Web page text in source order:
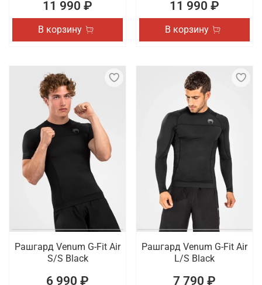
11 990 ₽
В корзину
11 990 ₽
В корзину
Рашгард Venum G-Fit Air
S/S Black
6 990 ₽
Рашгард Venum G-Fit Air
L/S Black
7 790 ₽